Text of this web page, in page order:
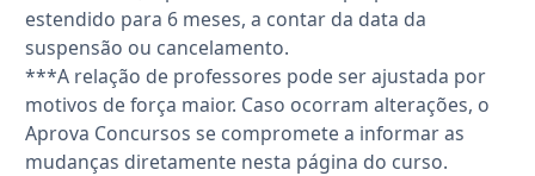
estendido para 6 meses, a contar da data da
suspensão ou cancelamento.
***A relação de professores pode ser ajustada por
motivos de força maior. Caso ocorram alterações, o
Aprova Concursos se compromete a informar as
mudanças diretamente nesta página do curso.